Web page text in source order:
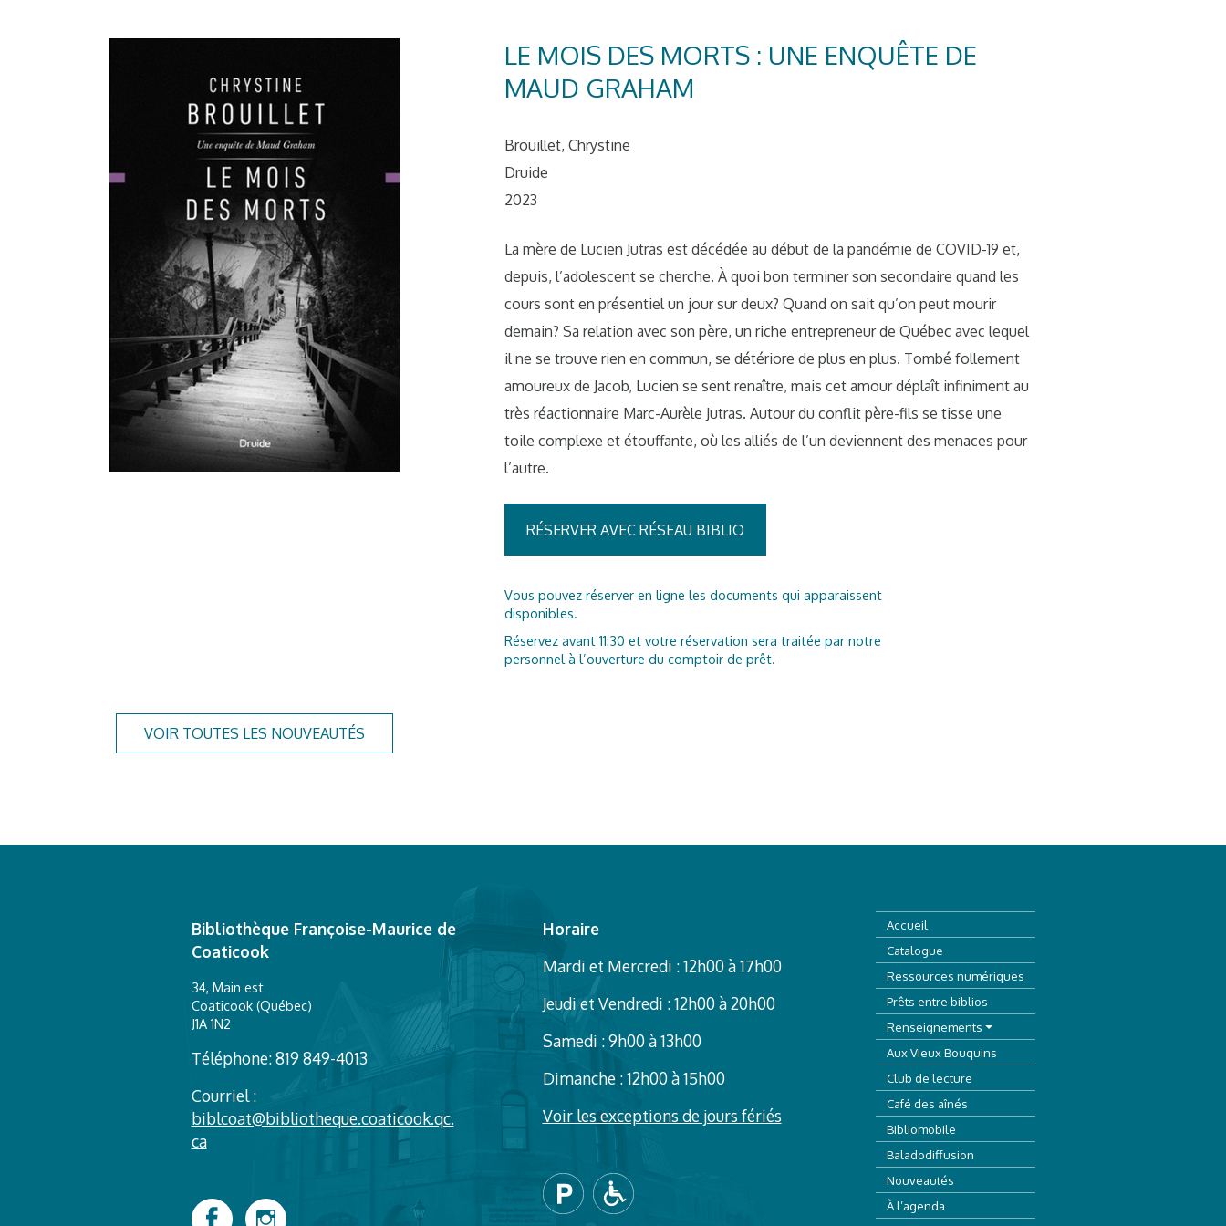
LE MOIS DES MORTS : UNE ENQUÊTE DE
MAUD GRAHAM
Brouillet, Chrystine
Druide
2023
La mère de Lucien Jutras est décédée au début de la pandémie de COVID-19 et,
depuis, l’adolescent se cherche. À quoi bon terminer son secondaire quand les
cours sont en présentiel un jour sur deux? Quand on sait qu’on peut mourir
demain? Sa relation avec son père, un riche entrepreneur de Québec avec lequel
il ne se trouve rien en commun, se détériore de plus en plus. Tombé follement
amoureux de Jacob, Lucien se sent renaître, mais cet amour déplaît infiniment au
très réactionnaire Marc-Aurèle Jutras. Autour du conflit père-fils se tisse une
toile complexe et étouffante, où les alliés de l’un deviennent des menaces pour
l’autre.
RÉSERVER AVEC RÉSEAU BIBLIO
Vous pouvez réserver en ligne les documents qui apparaissent
disponibles.
Réservez avant 11:30 et votre réservation sera traitée par notre
personnel à l’ouverture du comptoir de prêt.
VOIR TOUTES LES NOUVEAUTÉS
Bibliothèque Françoise-Maurice de
Coaticook
34, Main est
Coaticook (Québec)
J1A 1N2
Téléphone: 819 849-4013
Courriel :
biblcoat@bibliotheque.coaticook.qc.
ca
Horaire
Mardi et Mercredi : 12h00 à 17h00
Jeudi et Vendredi : 12h00 à 20h00
Samedi : 9h00 à 13h00
Dimanche : 12h00 à 15h00
Voir les exceptions de jours fériés
Accueil
Catalogue
Ressources numériques
Prêts entre biblios
Renseignements
Aux Vieux Bouquins
Club de lecture
Café des aînés
Bibliomobile
Baladodiffusion
Nouveautés
À l’agenda